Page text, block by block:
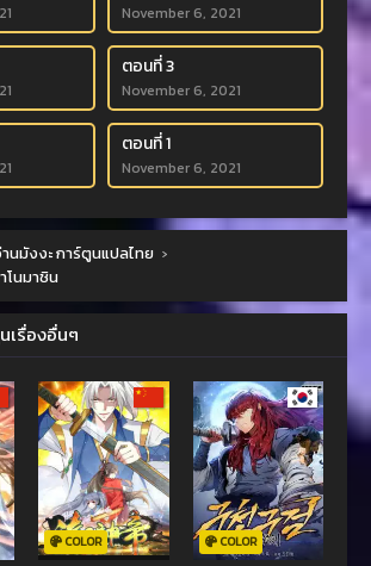
November 6, 2021
ตอนที่ 3
November 6, 2021
ตอนที่ 1
November 6, 2021
นมังงะ การ์ตูนแปลไทย ›
โนมาชิน
เรื่องอื่นๆ
COLOR COLOR